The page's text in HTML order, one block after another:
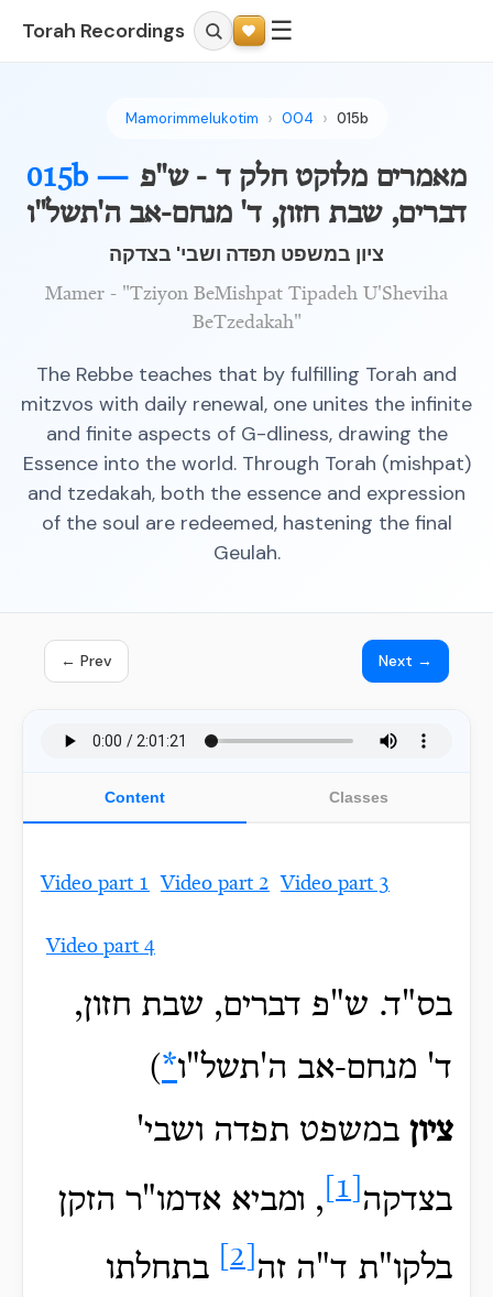
Torah Recordings ☰
Mamorimmelukotim 004 015b
015b — מאמרים מלוקט חלק ד - ש"פ
דברים, שבת חזון, ד' מנחם-אב ה'תשל"ו
ציון במשפט תפדה ושבי' בצדקה
Mamer - "Tziyon BeMishpat Tipadeh U'Sheviha
BeTzedakah"
The Rebbe teaches that by fulfilling Torah and
mitzvos with daily renewal, one unites the infinite
and finite aspects of G-dliness, drawing the
Essence into the world. Through Torah (mishpat)
and tzedakah, both the essence and expression
of the soul are redeemed, hastening the final
Geulah.
← Prev Next →
Content Classes
Video part 1 Video part 2 Video part 3
Video part 4
בס"ד. ש"פ דברים, שבת חזון,
ד' מנחם-אב ה'תשל"ו*
)
ציון במשפט תפדה ושבי'
בצדקה
, ומביא אדמו"ר הזקן
בלקו"ת ד"ה זה
בתחלתו